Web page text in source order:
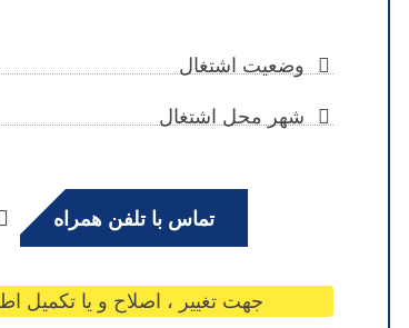
وضعیت اشتغال
شهر محل اشتغال
تماس با تلفن همراه
جهت تغییر ، اصلاح و یا تکمیل